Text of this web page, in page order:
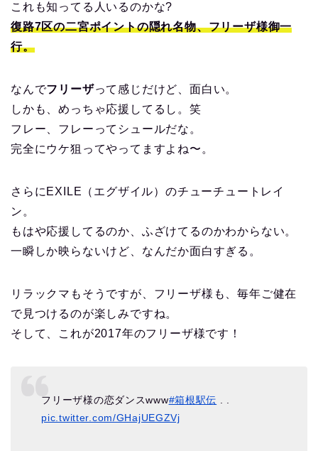
これも知ってる人いるのかな?
復路7区の二宮ポイントの隠れ名物、フリーザ様御一
行。
なんでフリーザって感じだけど、面白い。
しかも、めっちゃ応援してるし。笑
フレー、フレーってシュールだな。
完全にウケ狙ってやってますよね〜。
さらにEXILE（エグザイル）のチューチュートレイ
ン。
もはや応援してるのか、ふざけてるのかわからない。
一瞬しか映らないけど、なんだか面白すぎる。
リラックマもそうですが、フリーザ様も、毎年ご健在
で見つけるのが楽しみですね。
そして、これが2017年のフリーザ様です！
フリーザ様の恋ダンスwww#箱根駅伝
pic.twitter.com/GHajUEGZVj